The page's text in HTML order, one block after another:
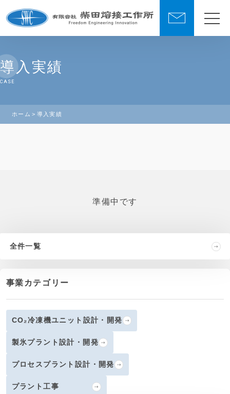
導入実績
CASE
ホーム 導入実績
準備中です
全件一覧
事業カテゴリー
CO₂冷凍機ユニット設計・開発
製氷プラント設計・開発
プロセスプラント設計・開発
プラント工事